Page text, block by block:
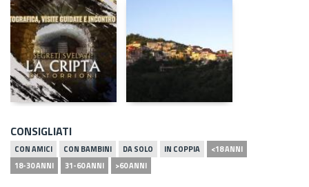
CONSIGLIATI
CON AMICI CON BAMBINI DA SOLO IN COPPIA
<18 ANNI
18-30 ANNI
31-60 ANNI >60 ANNI